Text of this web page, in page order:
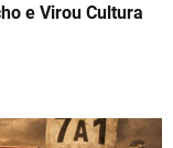
e Virou Cultura